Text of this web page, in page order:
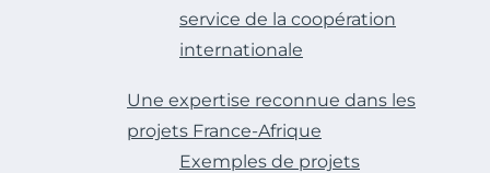
service de la coopération
internationale
Une expertise reconnue dans les
projets France-Afrique
Exemples de projets